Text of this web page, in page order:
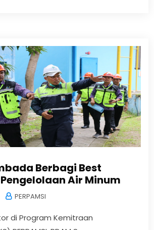
Berbagi Best
Air Minum
PERPAMSI
di Program Kemitraan